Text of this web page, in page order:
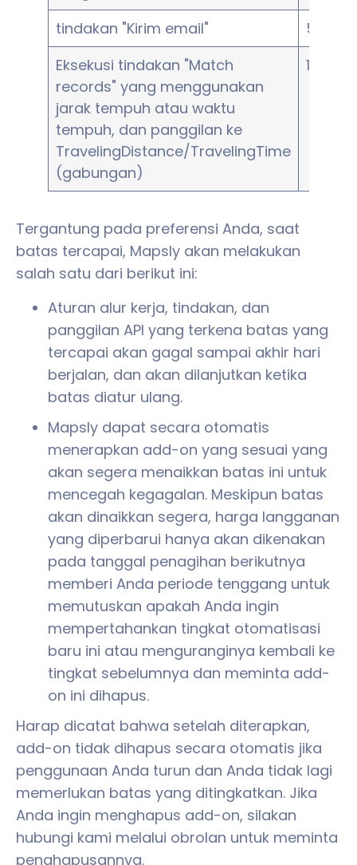
tindakan "Kirim email"
500
Eksekusi tindakan "Match
records" yang menggunakan
jarak tempuh atau waktu
tempuh, dan panggilan ke
TravelingDistance/TravelingTime
(gabungan)
1,000
Tergantung pada preferensi Anda, saat
batas tercapai, Mapsly akan melakukan
salah satu dari berikut ini:
Aturan alur kerja, tindakan, dan
panggilan API yang terkena batas yang
tercapai akan gagal sampai akhir hari
berjalan, dan akan dilanjutkan ketika
batas diatur ulang.
Mapsly dapat secara otomatis
menerapkan add-on yang sesuai yang
akan segera menaikkan batas ini untuk
mencegah kegagalan. Meskipun batas
akan dinaikkan segera, harga langganan
yang diperbarui hanya akan dikenakan
pada tanggal penagihan berikutnya
memberi Anda periode tenggang untuk
memutuskan apakah Anda ingin
mempertahankan tingkat otomatisasi
baru ini atau menguranginya kembali ke
tingkat sebelumnya dan meminta add-
on ini dihapus.
Harap dicatat bahwa setelah diterapkan,
add-on tidak dihapus secara otomatis jika
penggunaan Anda turun dan Anda tidak lagi
memerlukan batas yang ditingkatkan. Jika
Anda ingin menghapus add-on, silakan
hubungi kami melalui obrolan untuk meminta
penghapusannya.